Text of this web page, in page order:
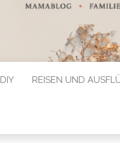
DIY REISEN UND